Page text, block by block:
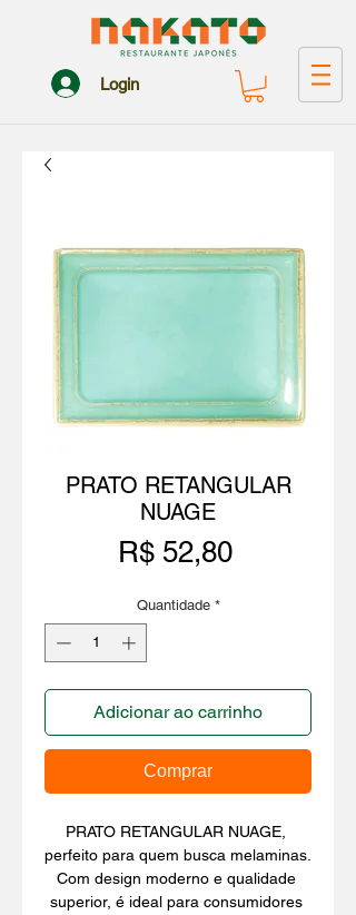
Login
PRATO RETANGULAR
NUAGE
R$ 52,80Preço
Quantidade *
Adicionar ao carrinho
Comprar
PRATO RETANGULAR NUAGE,
perfeito para quem busca melaminas.
Com design moderno e qualidade
superior, é ideal para consumidores